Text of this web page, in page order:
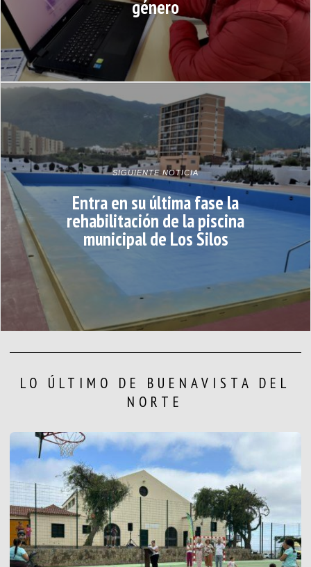
género
SIGUIENTE NOTICIA
Entra en su última fase la
rehabilitación de la piscina
municipal de Los Silos
LO ÚLTIMO DE BUENAVISTA DEL
NORTE